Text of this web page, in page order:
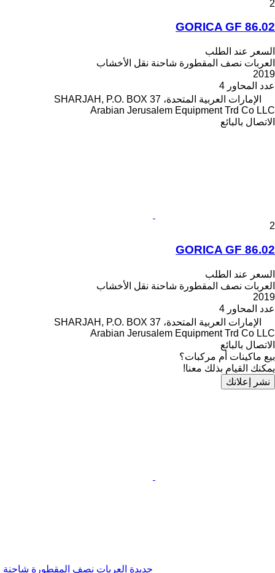
2
GORICA GF 86.02
السعر عند الطلب
العربات نصف المقطورة شاحنة نقل الأخشاب
2019
عدد المحاور 4
الإمارات العربية المتحدة، SHARJAH, P.O. BOX 37
Arabian Jerusalem Equipment Trd Co LLC
الاتصال بالبائع
2
GORICA GF 86.02
السعر عند الطلب
العربات نصف المقطورة شاحنة نقل الأخشاب
2019
عدد المحاور 4
الإمارات العربية المتحدة، SHARJAH, P.O. BOX 37
Arabian Jerusalem Equipment Trd Co LLC
الاتصال بالبائع
بيع ماكينات أم مركبات؟
يمكنك القيام بذلك معنا!
نشر إعلانك
جديدة العربات نصف المقطورة شاحنة